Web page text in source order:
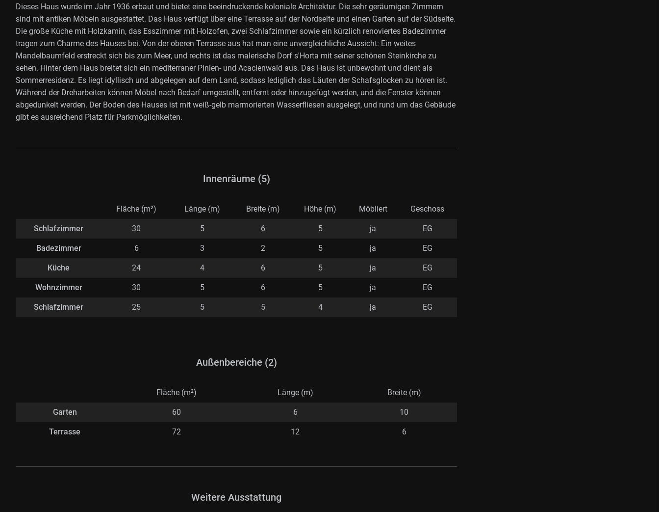
Dieses Haus wurde im Jahr 1936 erbaut und bietet eine beeindruckende koloniale Architektur. Die sehr geräumigen Zimmern
sind mit antiken Möbeln ausgestattet. Das Haus verfügt über eine Terrasse auf der Nordseite und einen Garten auf der Südseite.
Die große Küche mit Holzkamin, das Esszimmer mit Holzofen, zwei Schlafzimmer sowie ein kürzlich renoviertes Badezimmer
tragen zum Charme des Hauses bei. Von der oberen Terrasse aus hat man eine unvergleichliche Aussicht: Ein weites
Mandelbaumfeld erstreckt sich bis zum Meer, und rechts ist das malerische Dorf s'Horta mit seiner schönen Steinkirche zu
sehen. Hinter dem Haus breitet sich ein mediterraner Pinien- und Acacienwald aus. Das Haus ist unbewohnt und dient als
Sommerresidenz. Es liegt idyllisch und abgelegen auf dem Land, sodass lediglich das Läuten der Schafsglocken zu hören ist.
Während der Dreharbeiten können Möbel nach Bedarf umgestellt, entfernt oder hinzugefügt werden, und die Fenster können
abgedunkelt werden. Der Boden des Hauses ist mit weiß-gelb marmorierten Wasserfliesen ausgelegt, und rund um das Gebäude
gibt es ausreichend Platz für Parkmöglichkeiten.
Innenräume (5)
Fläche (m²) Länge (m) Breite (m) Höhe (m) Möbliert Geschoss
Schlafzimmer 30 5 6 5 ja EG
Badezimmer 6 3 2 5 ja EG
Küche 24 4 6 5 ja EG
Wohnzimmer 30 5 6 5 ja EG
Schlafzimmer 25 5 5 4 ja EG
Außenbereiche (2)
Fläche (m²) Länge (m) Breite (m)
Garten 60 6 10
Terrasse 72 12 6
Weitere Ausstattung